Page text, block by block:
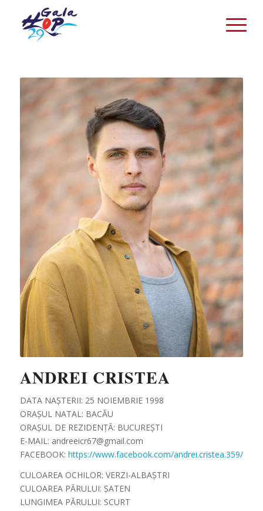
ANDREI CRISTEA
DATA NAȘTERII: 25 NOIEMBRIE 1998
ORAȘUL NATAL: BACĂU
ORAȘUL DE REZIDENȚĂ: BUCUREȘTI
E-MAIL: andreeicr67@gmail.com
FACEBOOK: https://www.facebook.com/andrei.cristea.359/
CULOAREA OCHILOR: VERZI-ALBAȘTRI
CULOAREA PĂRULUI: ȘATEN
LUNGIMEA PĂRULUI: SCURT